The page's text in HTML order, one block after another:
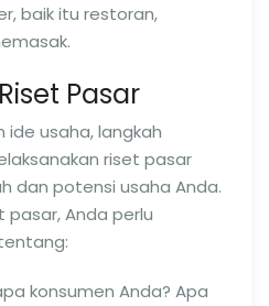
baik itu restoran,
Pasar
usaha, langkah
riset pasar
dan potensi usaha Anda.
pasar, Anda perlu
konsumen Anda? Apa